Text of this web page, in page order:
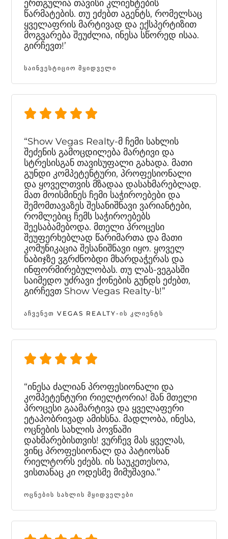
ერთგულია თავისი კლიენტების
წარმატების. თუ ეძებთ აგენტს, რომელსაც
ყველაფრის მარტივად და ექსპერტიზით
მოგვარება შეუძლია, ინესა სწორედ ისაა.
გირჩევთ!’
ᲡᲐᲘᲜᲕᲔᲡᲢᲘᲪᲘᲝ ᲛᲧᲘᲓᲕᲔᲚᲘ
“Show Vegas Realty-მ ჩემი სახლის
შეძენის გამოცდილება მარტივი და
სტრესისგან თავისუფალი გახადა. მათი
გუნდი კომპეტენტური, პროფესიონალი
და ყოველთვის მზადაა დასახმარებლად.
მათ მოისმინეს ჩემი საჭიროებები და
შემომთავაზეს შესანიშნავი ვარიანტები,
რომლებიც ჩემს საჭიროებებს
შეესაბამებოდა. მთელი პროცესი
შეუფერხებლად წარიმართა და მათი
კომუნიკაცია შესანიშნავი იყო. ყოველ
ნაბიჯზე ვგრძნობდი მხარდაჭერას და
ინფორმირებულობას. თუ ლას-ვეგასში
საიმედო უძრავი ქონების გუნდს ეძებთ,
გირჩევთ Show Vegas Realty-ს!”
ᲐᲩᲕᲔᲜᲔᲗ VEGAS REALTY-ᲘᲡ ᲙᲚᲘᲔᲜᲢᲡ
“ინესა ძალიან პროფესიონალი და
კომპეტენტური რიელტორია! მან მთელი
პროცესი გაამარტივა და ყველაფერი
ეტაპობრივად ამიხსნა. მადლობა, ინესა,
ოცნების სახლის პოვნაში
დახმარებისთვის! ვურჩევ მას ყველას,
ვინც პროფესიონალ და პატიოსან
რიელტორს ეძებს. ის საუკეთესოა,
ვისთანაც კი ოდესმე მიმუშავია.”
ᲝᲪᲜᲔᲑᲘᲡ ᲡᲐᲮᲚᲘᲡ ᲛᲧᲘᲓᲕᲔᲚᲔᲑᲘ